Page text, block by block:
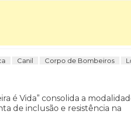
Canil Corpo de Bombeiros
é Vida” consolida a
de inclusão e resistência na